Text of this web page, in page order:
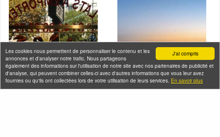
J'ai compris
Les cookies nous permettent de personnaliser le contenu et les
annonces et d'analyser notre trafic. Nous partageons
également des informations sur l'utilisation de notre site avec nos partenaires de publicité et
d'analyse, qui peuvent combiner celles-ci avec d'autres informations que vous leur avez
fournies ou qu'ils ont collectées lors de votre utilisation de leurs services. En savoir plus
Balade-Déjeuner ou
Croisière Happy Hour